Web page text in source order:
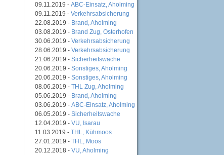
09.11.2019 - ABC-Einsatz, Aholming
09.11.2019 - Verkehrsabsicherung
22.08.2019 - Brand, Aholming
03.08.2019 - Brand Zug, Osterhofen
30.06.2019 - Verkehrsabsicherung
28.06.2019 - Verkehrsabsicherung
21.06.2019 - Sicherheitswache
20.06.2019 - Sonstiges, Aholming
20.06.2019 - Sonstiges, Aholming
08.06.2019 - THL Zug, Aholming
05.06.2019 - Brand, Aholming
03.06.2019 - ABC-Einsatz, Aholming
06.05.2019 - Sicherheitswache
12.04.2019 - VU, Isarau
11.03.2019 - THL, Kühmoos
27.01.2019 - THL, Moos
20.12.2018 - VU, Aholming